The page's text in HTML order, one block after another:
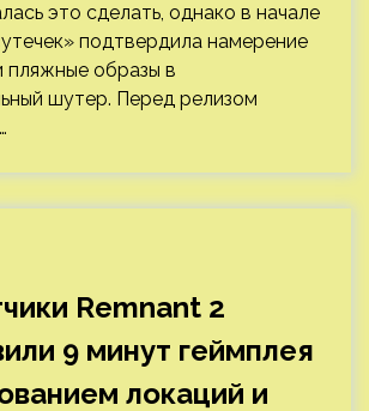
это сделать, однако в начале
подтвердила намерение
пляжные образы в
шутер. Перед релизом
Remnant 2
9 минут геймплея
локаций и